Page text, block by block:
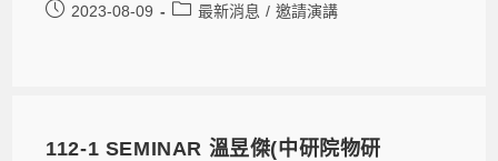
2023-08-09 最新消息 / 邀請演講
112-1 SEMINAR 溫昱傑(中研院物研